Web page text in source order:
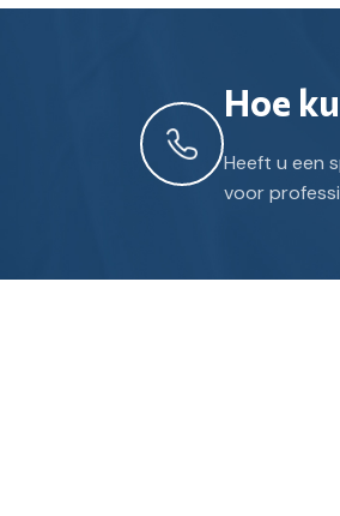
Hoe
Heeft u een
voor